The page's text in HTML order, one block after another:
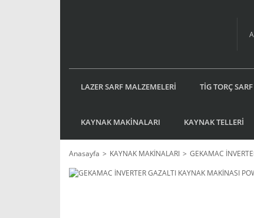
LAZER SARF MALZEMELERİ TİG TORÇ
KAYNAK MAKİNALARI KAYNAK TELLERİ
Anasayfa KAYNAK MAKİNALARI
GEKAMAC